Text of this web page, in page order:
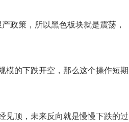
策，所以黑色板块就是震荡，
的下跌开空，那么这个操作短期
顶，未来反向就是慢慢下跌的过